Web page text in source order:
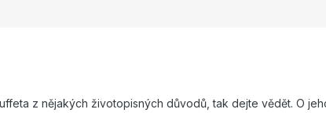
z nějakých životopisných důvodů, tak dejte vědět. O